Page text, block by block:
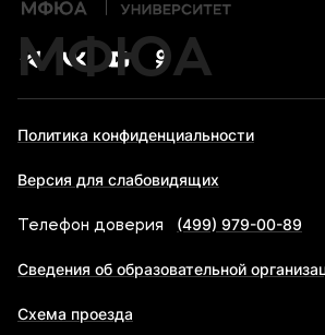
МФЮА
Политика конфиденциальности
Версия для слабовидящих
Телефон доверия (499) 979-00-89
Сведения об образовательной
Схема проезда